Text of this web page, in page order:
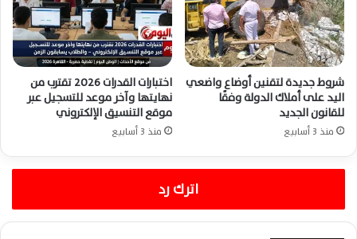
شروط جديدة لتقنين أوضاع واضعي
اليد على أملاك الدولة وفقًا
للقانون الجديد
منذ 3 أسابيع
اختبارات القدرات 2026 تقترب من
نهايتها وآخر موعد للتسجيل عبر
موقع التنسيق الإلكتروني
منذ 3 أسابيع
اترك رد